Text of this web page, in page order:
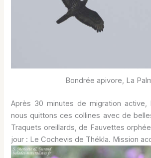
Bondrée apivore, La
Après 30 minutes de migration active,
nous quittons ces collines avec de
Traquets oreillards, de Fauvettes
jour : Le Cochevis de Thékla. Mission